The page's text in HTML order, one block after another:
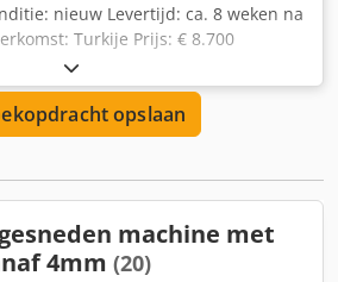
nieuw Levertijd: ca. 8 weken na
Turkije Prijs: € 8.700
250 mm Plaatdikte (420
(600 N/mm²): 3 mm Slagen:
Aagjha Motor: 4 kW Lengte:
mm Hoogte: 1.115 mm Gewicht: 585
aanslagen Bescherming
het Duits en Engels
opslaan
machine met
4mm (20)